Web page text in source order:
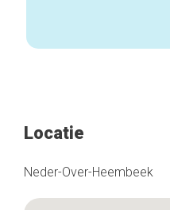
Locatie
Neder-Over-Heembeek